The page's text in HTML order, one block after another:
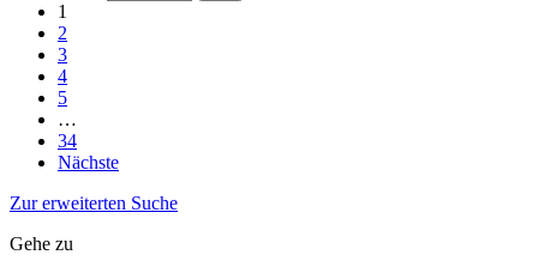
1
2
3
4
5
…
34
Nächste
Zur erweiterten Suche
Gehe zu